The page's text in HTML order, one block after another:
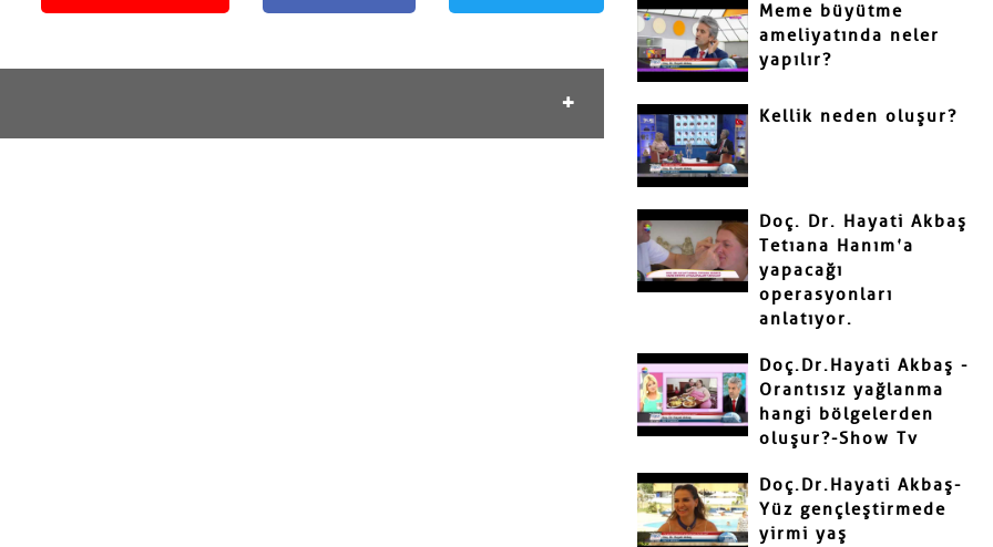
Meme büyütme
ameliyatında neler
yapılır?
Kellik neden oluşur?
Doç. Dr. Hayati Akbaş
Tetıana Hanım’a
yapacağı
operasyonları
anlatıyor.
Doç.Dr.Hayati Akbaş -
Orantısız yağlanma
hangi bölgelerden
oluşur?-Show Tv
Doç.Dr.Hayati Akbaş-
Yüz gençleştirmede
yirmi yaş